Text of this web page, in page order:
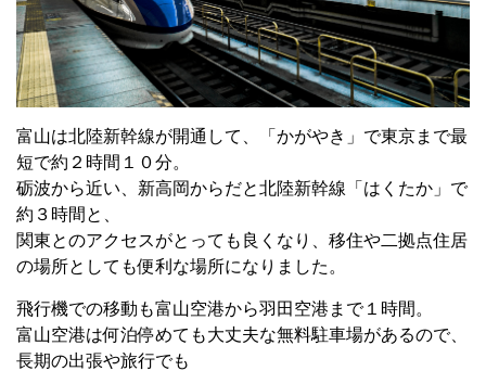
富山は北陸新幹線が開通して、「かがやき」で東京まで最
短で約２時間１０分。
砺波から近い、新高岡からだと北陸新幹線「はくたか」で
約３時間と、
関東とのアクセスがとっても良くなり、移住や二拠点住居
の場所としても便利な場所になりました。
飛行機での移動も富山空港から羽田空港まで１時間。
富山空港は何泊停めても大丈夫な無料駐車場があるので、
長期の出張や旅行でも